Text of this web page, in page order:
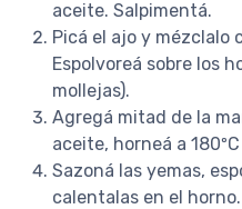
aceite. Salpimentá.
Picá el ajo y mézclalo
Espolvoreá sobre los
mollejas).
Agregá mitad de la
aceite, horneá a
Sazoná las yemas,
calentalas en el
al
....